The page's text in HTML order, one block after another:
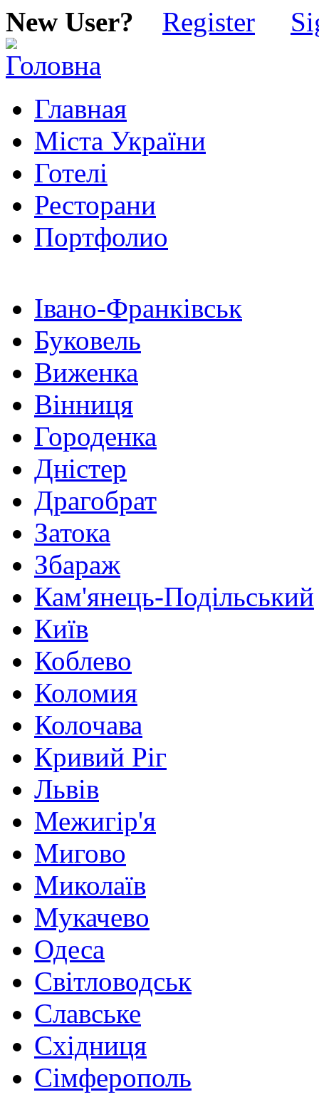
New User? Register
Главная
Міста України
Готелі
Ресторани
Портфолио
Івано-Франківськ
Буковель
Виженка
Вінниця
Городенка
Дністер
Драгобрат
Затока
Збараж
Кам'янець-Подільський
Київ
Коблево
Коломия
Колочава
Кривий Ріг
Львів
Межигір'я
Мигово
Миколаїв
Мукачево
Одеса
Світловодськ
Славське
Східниця
Сімферополь